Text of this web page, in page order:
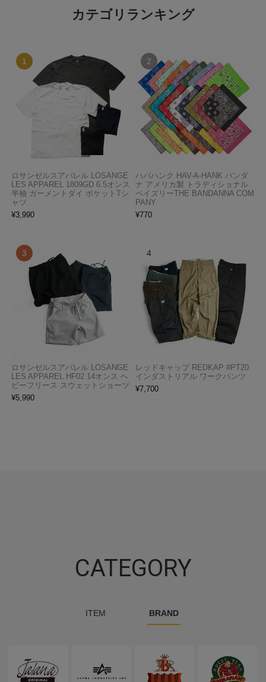
カテゴリランキング
ロサンゼルスアパレル LOSANGE
LES APPAREL 1809GD 6.5オンス
半袖 ガーメントダイ ポケットTシ
ャツ
¥3,990
ハバハンク HAV-A-HANK バンダ
ナ アメリカ製 トラディショナル
ペイズリーTHE BANDANNA COM
PANY
¥770
ロサンゼルスアパレル LOSANGE
LES APPAREL HF02 14オンス ヘ
ビーフリース スウェットショーツ
¥5,990
レッドキャップ REDKAP #PT20
インダストリアル ワークパンツ
¥7,700
CATEGORY
ITEM BRAND